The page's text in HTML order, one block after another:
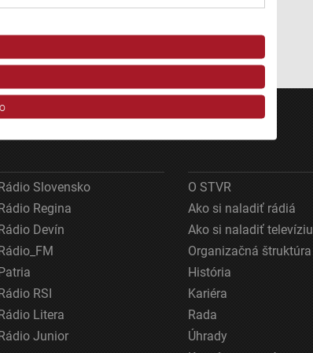
z rôznych zdrojov
Slovensko
Regina
Devín
RSI
Litera
Junior
O STVR
Ako si naladiť rádiá
Ako si naladiť televíziu
Organizačná štruktúra
História
Kariéra
Rada
Úhrady